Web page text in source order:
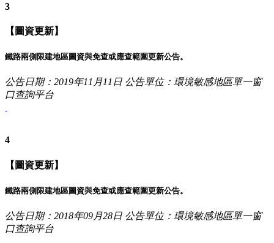
3
【圖資更新】
鐵路兩側限建地區圖資與免查或應查範圍更新公告。
公告日期：2019年11月11日 公告單位：環境敏感地區單一窗
口查詢平台
4
【圖資更新】
鐵路兩側限建地區圖資與免查或應查範圍更新公告。
公告日期：2018年09月28日 公告單位：環境敏感地區單一窗
口查詢平台